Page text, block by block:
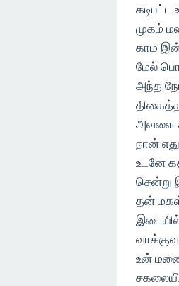
முகம்
காம
மேல்
அந்த
அவளை
நான்
உடனே
சென்று
தன் மகள்
உன்